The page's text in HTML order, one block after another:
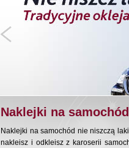
Naklejki na
Naklejki na samochód nie niszczą
nakleisz i odkleisz z karoserii